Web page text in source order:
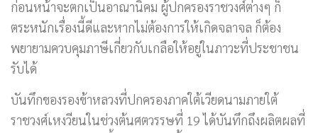
ก่อนหน้าจะตกเป็นอาณานิคม ผู้ปกครองราชวงศ์ต่างๆ ก็
ตระหนักเรื่องนี้ดีและหากไม่ต้องการให้เกิดจลาจล ก็ต้อง
พยายามควบคุมภาษีเกี่ยวกับเกลือให้อยู่ในภาวะที่ประชาชน
รับได้
บันทึกของรองข้าหลวงที่ปกครองภาคใต้เวียดนามภายใต้
ราชวงศ์เหงวียนในช่วงต้นศตวรรษที่ 19 ได้บันทึกถึงผลิตผลที่